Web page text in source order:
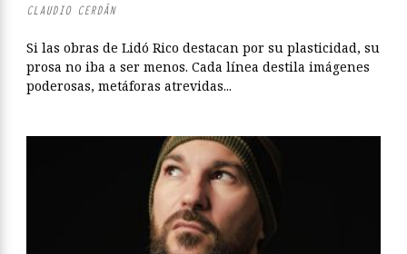
CLAUDIO CERDÁN
Si las obras de Lidó Rico destacan por su plasticidad, su
prosa no iba a ser menos. Cada línea destila imágenes
poderosas, metáforas atrevidas...